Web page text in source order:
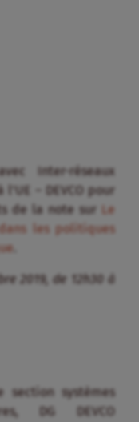
Inter-réseaux
l’UE – DEVCO pour
de la note sur
Le
les politiques
2019, de 12h30 à
section systèmes
DG DEVCO